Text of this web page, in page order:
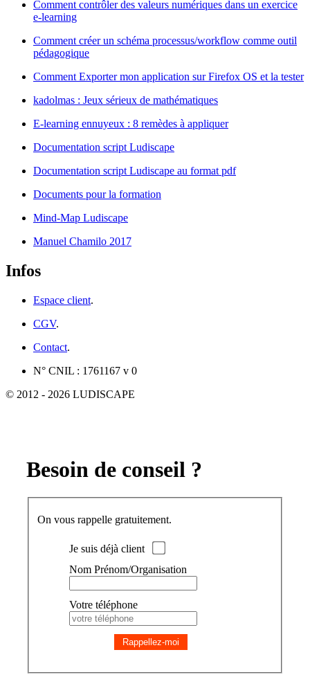
Comment contrôler des valeurs numériques dans un exercice
e-learning
Comment créer un schéma processus/workflow comme outil
pédagogique
Comment Exporter mon application sur Firefox OS et la tester
kadolmas : Jeux sérieux de mathématiques
E-learning ennuyeux : 8 remèdes à appliquer
Documentation script Ludiscape
Documentation script Ludiscape au format pdf
Documents pour la formation
Mind-Map Ludiscape
Manuel Chamilo 2017
Infos
Espace client.
CGV.
Contact.
N° CNIL : 1761167 v 0
© 2012 - 2026 LUDISCAPE
Besoin de conseil ?
On vous rappelle gratuitement.
Je suis déjà client
Nom Prénom/Organisation
Votre téléphone